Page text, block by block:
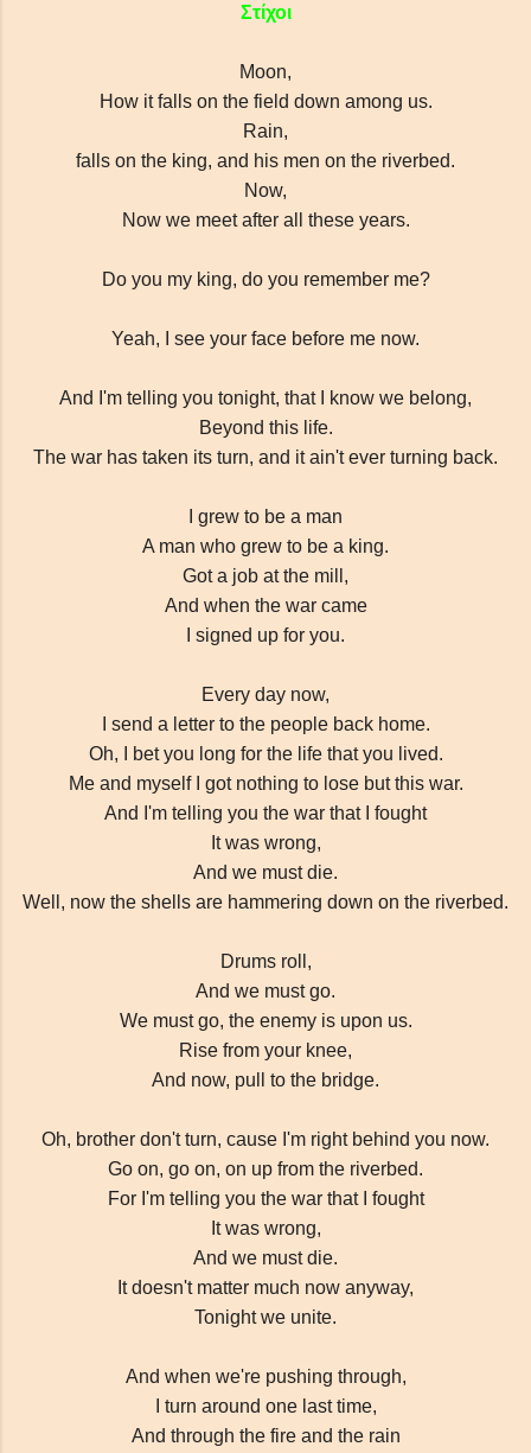
Στίχοι
Moon,
How it falls on the field down among us.
Rain,
falls on the king, and his men on the riverbed.
Now,
Now we meet after all these years.
Do you my king, do you remember me?
Yeah, I see your face before me now.
And I'm telling you tonight, that I know we belong,
Beyond this life.
The war has taken its turn, and it ain't ever turning back.
I grew to be a man
A man who grew to be a king.
Got a job at the mill,
And when the war came
I signed up for you.
Every day now,
I send a letter to the people back home.
Oh, I bet you long for the life that you lived.
Me and myself I got nothing to lose but this war.
And I'm telling you the war that I fought
It was wrong,
And we must die.
Well, now the shells are hammering down on the riverbed.
Drums roll,
And we must go.
We must go, the enemy is upon us.
Rise from your knee,
And now, pull to the bridge.
Oh, brother don't turn, cause I'm right behind you now.
Go on, go on, on up from the riverbed.
For I'm telling you the war that I fought
It was wrong,
And we must die.
It doesn't matter much now anyway,
Tonight we unite.
And when we're pushing through,
I turn around one last time,
And through the fire and the rain
απλές συμβουλές Blogger